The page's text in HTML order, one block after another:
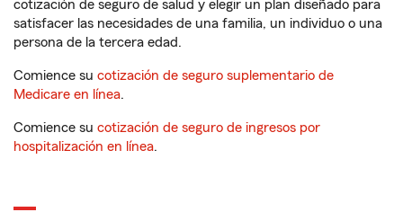
cotización de seguro de salud y elegir un plan diseñado para
satisfacer las necesidades de una familia, un individuo o una
persona de la tercera edad.
Comience su cotización de seguro suplementario de
Medicare en línea.
Comience su cotización de seguro de ingresos por
hospitalización en línea.